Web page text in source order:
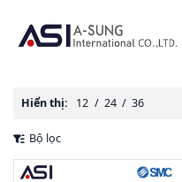
Hiển thị: 12 / 24 / 36
Bộ lọc